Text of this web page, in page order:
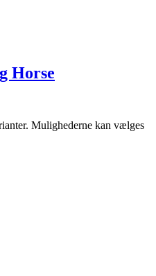
Horse
Mulighederne kan vælges